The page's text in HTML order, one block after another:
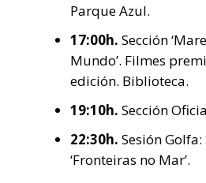
Parque Azul.
17:00h. Sección
Mundo’. Filmes
edición. Biblioteca.
19:10h. Sección
22:30h. Sesión Golfa:
‘Fronteiras no Mar’.